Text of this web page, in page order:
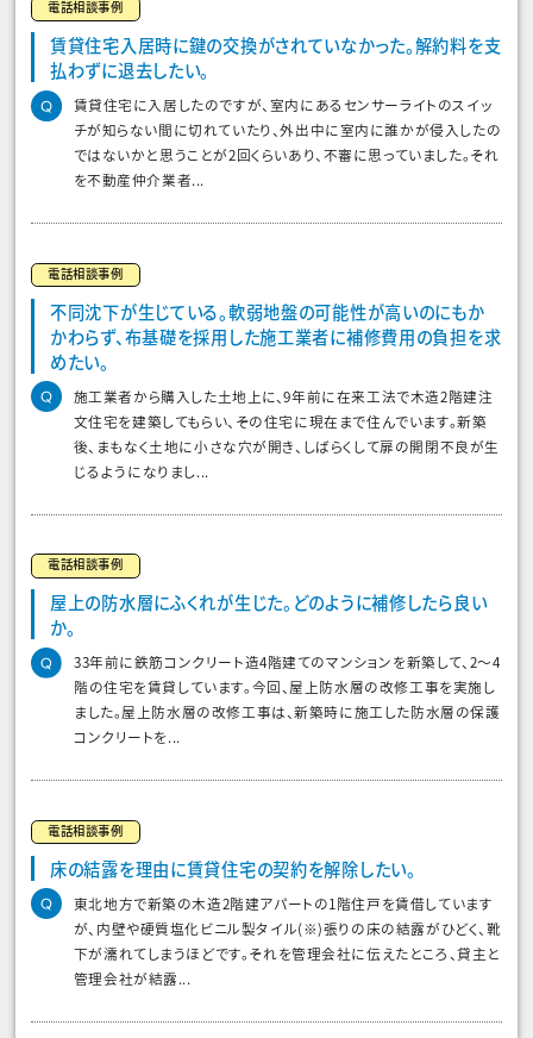
電話相談事例
賃貸住宅入居時に鍵の交換がされていなかった。解約料を支
払わずに退去したい。
賃貸住宅に入居したのですが、室内にあるセンサーライトのスイッ
チが知らない間に切れていたり、外出中に室内に誰かが侵入したの
ではないかと思うことが2回くらいあり、不審に思っていました。それ
を不動産仲介業者...
電話相談事例
不同沈下が生じている。軟弱地盤の可能性が高いのにもか
かわらず、布基礎を採用した施工業者に補修費用の負担を求
めたい。
施工業者から購入した土地上に、9年前に在来工法で木造2階建注
文住宅を建築してもらい、その住宅に現在まで住んでいます。新築
後、まもなく土地に小さな穴が開き、しばらくして扉の開閉不良が生
じるようになりまし...
電話相談事例
屋上の防水層にふくれが生じた。どのように補修したら良い
か。
33年前に鉄筋コンクリート造4階建てのマンションを新築して、2〜4
階の住宅を賃貸しています。今回、屋上防水層の改修工事を実施し
ました。屋上防水層の改修工事は、新築時に施工した防水層の保護
コンクリートを...
電話相談事例
床の結露を理由に賃貸住宅の契約を解除したい。
東北地方で新築の木造2階建アパートの1階住戸を賃借しています
が、内壁や硬質塩化ビニル製タイル(※)張りの床の結露がひどく、靴
下が濡れてしまうほどです。それを管理会社に伝えたところ、貸主と
管理会社が結露...